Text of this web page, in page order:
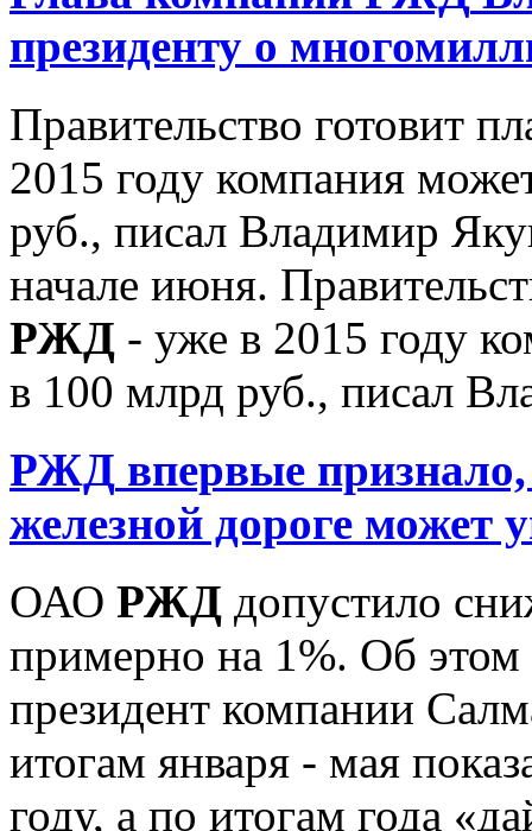
президенту о
Правительство готовит
2015 году компания
руб., писал Владимир
начале июня.
РЖД - уже в 2015 году
в 100 млрд руб., писал
РЖД впервые
железной дороге может
ОАО РЖД допустило
примерно на 1%. Об этом
президент компании
итогам января - мая
году, а по итогам года